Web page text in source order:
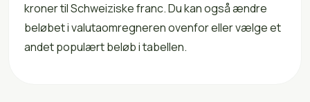
kroner til Schweiziske franc. Du kan også ændre
beløbet i valutaomregneren ovenfor eller vælge et
andet populært beløb i tabellen.